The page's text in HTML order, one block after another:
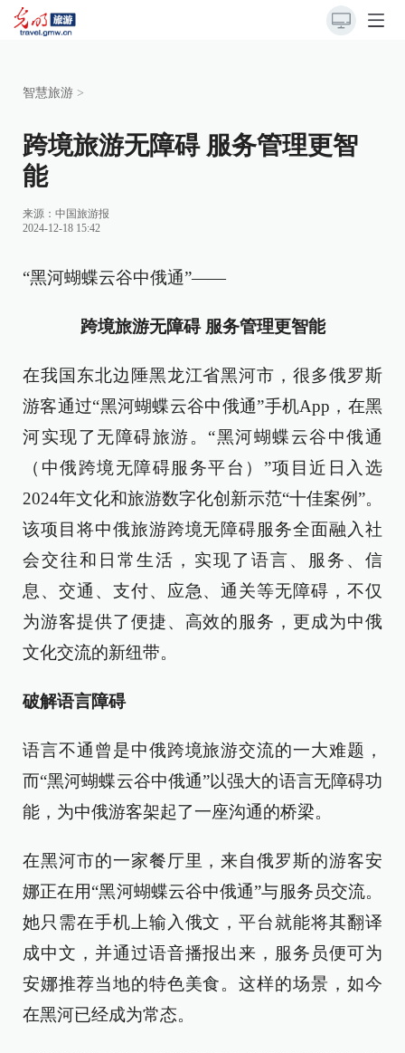
智慧旅游 >
跨境旅游无障碍 服务管理更智
能
来源： 中国旅游报
2024-12-18 15:42
“黑河蝴蝶云谷中俄通”——
跨境旅游无障碍 服务管理更智能
在我国东北边陲黑龙江省黑河市，很多俄罗斯
游客通过“黑河蝴蝶云谷中俄通”手机App，在黑
河实现了无障碍旅游。“黑河蝴蝶云谷中俄通
（中俄跨境无障碍服务平台）”项目近日入选
2024年文化和旅游数字化创新示范“十佳案例”。
该项目将中俄旅游跨境无障碍服务全面融入社
会交往和日常生活，实现了语言、服务、信
息、交通、支付、应急、通关等无障碍，不仅
为游客提供了便捷、高效的服务，更成为中俄
文化交流的新纽带。
破解语言障碍
语言不通曾是中俄跨境旅游交流的一大难题，
而“黑河蝴蝶云谷中俄通”以强大的语言无障碍功
能，为中俄游客架起了一座沟通的桥梁。
在黑河市的一家餐厅里，来自俄罗斯的游客安
娜正在用“黑河蝴蝶云谷中俄通”与服务员交流。
她只需在手机上输入俄文，平台就能将其翻译
成中文，并通过语音播报出来，服务员便可为
安娜推荐当地的特色美食。这样的场景，如今
在黑河已经成为常态。